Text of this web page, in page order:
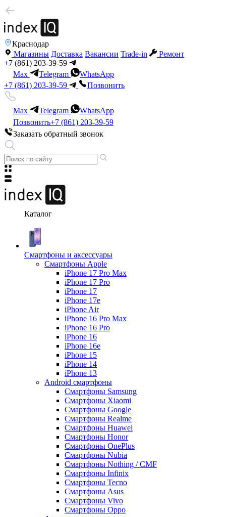
Краснодар
Магазины Доставка Вакансии Trade-in
Ремонт
+7 (861) 203-39-59
Max
Telegram
WhatsApp
+7 (861) 203-39-59
Позвонить
Max Telegram
WhatsApp
Позвонить+7 (861) 203-39-59
Заказать обратный звонок
Каталог
Смартфоны и аксессуары
Смартфоны Apple
iPhone 17 Pro Max
iPhone 17 Pro
iPhone 17
iPhone 17e
iPhone Air
iPhone 16 Pro Max
iPhone 16 Pro
iPhone 16
iPhone 16e
iPhone 15
iPhone 14
iPhone 13
Android cмартфоны
Смартфоны Samsung
Смартфоны Xiaomi
Смартфоны Google
Смартфоны Realme
Смартфоны Huawei
Смартфоны Honor
Смартфоны OnePlus
Смартфоны Nubia
Смартфоны Nothing / CMF
Смартфоны Infinix
Смартфоны Tecno
Смартфоны Asus
Смартфоны Vivo
Смартфоны Oppo